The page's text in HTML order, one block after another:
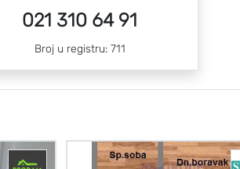
021 310 64 91
Broj u registru: 711